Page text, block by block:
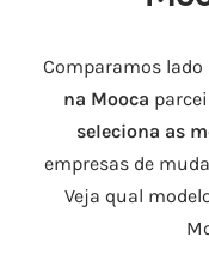
Comparamos lado
na Mooca
seleciona as
empresas de
Veja qual